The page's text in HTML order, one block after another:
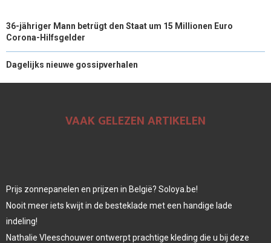
36-jähriger Mann betrügt den Staat um 15 Millionen Euro
Corona-Hilfsgelder
Dagelijks nieuwe gossipverhalen
VAAK GELEZEN ARTIKELEN
Prijs zonnepanelen en prijzen in België? Soloya.be!
Nooit meer iets kwijt in de besteklade met een handige lade
indeling!
Nathalie Vleeschouwer ontwerpt prachtige kleding die u bij deze